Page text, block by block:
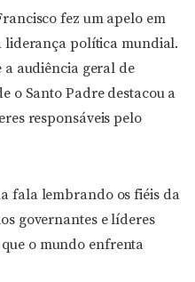
fez um apelo em
liderança política mundial.
audiência geral de
o Santo Padre destacou a
responsáveis pelo
fala lembrando os fiéis da
governantes e líderes
o mundo enfrenta